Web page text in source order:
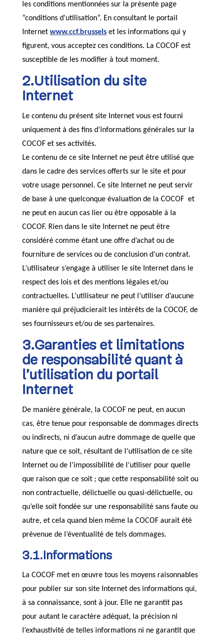
les conditions mentionnées sur la présente page
“conditions d’utilisation”. En consultant le portail
Internet www.ccf.brusselset les informations qui y
figurent, vous acceptez ces conditions. La COCOF est
susceptible de les modifier à tout moment.
2.Utilisation du site
Internet
Le contenu du présent site Internet vous est fourni
uniquement à des fins d’informations générales sur la
COCOF et ses activités.
Le contenu de ce site Internet ne peut être utilisé que
dans le cadre des services offerts sur le site et pour
votre usage personnel. Ce site Internet ne peut servir
de base à une quelconque évaluation de la COCOF et
ne peut en aucun cas lier ou être opposable à la
COCOF. Rien dans le site Internet ne peut être
considéré comme étant une offre d’achat ou de
fourniture de services ou de conclusion d’un contrat.
L’utilisateur s’engage à utiliser le site Internet dans le
respect des lois et des mentions légales et/ou
contractuelles. L’utilisateur ne peut l’utiliser d’aucune
manière qui préjudicierait les intérêts de la COCOF, de
ses fournisseurs et/ou de ses partenaires.
3.Garanties et limitations
de responsabilité quant à
l’utilisation du portail
Internet
De manière générale, la COCOF ne peut, en aucun
cas, être tenue pour responsable de dommages directs
ou indirects, ni d’aucun autre dommage de quelle que
nature que ce soit, résultant de l’utilisation de ce site
Internet ou de l’impossibilité de l’utiliser pour quelle
que raison que ce soit ; que cette responsabilité soit ou
non contractuelle, délictuelle ou quasi-délictuelle, ou
qu’elle soit fondée sur une responsabilité sans faute ou
autre, et cela quand bien même la COCOF aurait été
prévenue de l’éventualité de tels dommages.
3.1.Informations
La COCOF met en œuvre tous les moyens raisonnables
pour publier sur son site Internet des informations qui,
à sa connaissance, sont à jour. Elle ne garantit pas
pour autant le caractère adéquat, la précision ni
l’exhaustivité de telles informations ni ne garantit que